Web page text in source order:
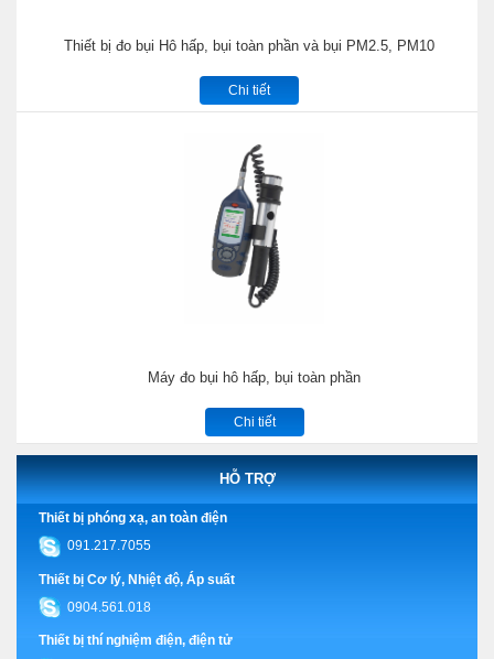
Thiết bị đo bụi Hô hấp, bụi toàn phần và bụi PM2.5, PM10
Chi tiết
Máy đo bụi hô hấp, bụi toàn phần
Chi tiết
HỖ TRỢ
Thiết bị phóng xạ, an toàn điện
091.217.7055
Thiết bị Cơ lý, Nhiệt độ, Áp suất
0904.561.018
Thiết bị thí nghiệm điện, điện tử